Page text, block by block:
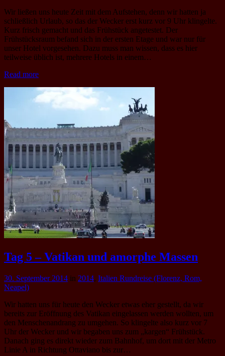
Wir ließen uns heute Zeit mit dem Aufstehen, denn wir hatten ja
schließlich Urlaub, so das der Wecker erst kurz vor 9 Uhr klingelte.
Kurz frisch gemacht und das Frühstück angetestet. Der
Frühstücksraum befand sich in der ersten Etage und war nur für
unser Hotel vorgesehen. Dazu muss man wissen, dass es hier
teilweise üblich ist, mehrere Hotels in einem…
Read more
Tag 5 – Vatikan und amorphe Massen
30. September 2014 in 2014, Italien Rundreise (Florenz, Rom,
Neapel)
Wir hatten uns für heute den Wecker etwas eher gestellt, da wir
bereits zur Eröffnung des Vatikan eingelassen werden wollten, um
den Menschenandrang zu umgehen. So klingelte also kurz vor 7
Uhr der Wecker und wir begaben uns zum „kargen“ Frühstück.
Danach ging es direkt wieder zum Bahnhof, um dort mit der Metro
Linie A in Richtung Ottaviano bis zur…